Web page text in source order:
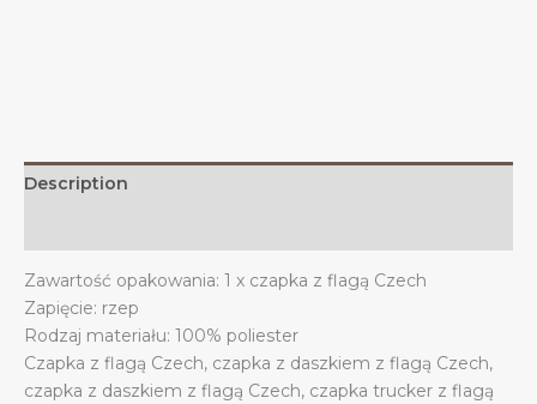
logo
Trucker.
Description
Zawartość opakowania: 1 x czapka z flagą Czech
Zapięcie: rzep
Rodzaj materiału: 100% poliester
Czapka z flagą Czech, czapka z daszkiem z flagą Czech,
czapka z daszkiem z flagą Czech, czapka trucker z flagą